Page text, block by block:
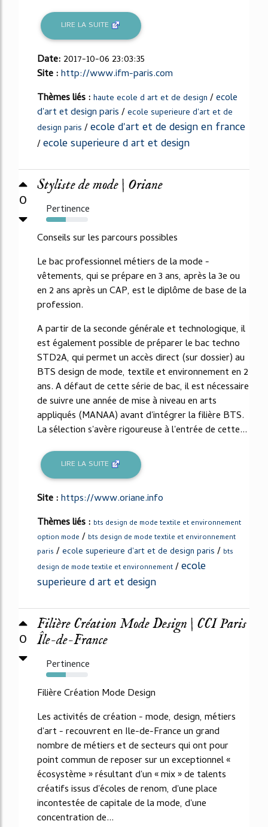
LIRE LA SUITE
Date: 2017-10-06 23:03:35
Site :http://www.ifm-paris.com
Thèmes liés : haute ecole d art et de design /ecole
d'art et design paris/ecole superieure d'art et de
design paris /ecole d'art et de design en france
/ecole superieure d art et design
0
Styliste de mode | Oriane
Pertinence
47%
Conseils sur les parcours possibles
Le bac professionnel métiers de la mode -
vêtements, qui se prépare en 3 ans, après la 3e ou
en 2 ans après un CAP, est le diplôme de base de la
profession.
A partir de la seconde générale et technologique, il
est également possible de préparer le bac techno
STD2A, qui permet un accès direct (sur dossier) au
BTS design de mode, textile et environnement en 2
ans. A défaut de cette série de bac, il est nécessaire
de suivre une année de mise à niveau en arts
appliqués (MANAA) avant d'intégrer la filière BTS.
La sélection s'avère rigoureuse à l'entrée de cette...
LIRE LA SUITE
Site :https://www.oriane.info
Thèmes liés : bts design de mode textile et environnement
option mode / bts design de mode textile et environnement
paris /ecole superieure d'art et de design paris / bts
design de mode textile et environnement /ecole
superieure d art et design
0
Filière Création Mode Design | CCI Paris
Île-de-France
Pertinence
47%
Filière Création Mode Design
Les activités de création - mode, design, métiers
d'art - recouvrent en Ile-de-France un grand
nombre de métiers et de secteurs qui ont pour
point commun de reposer sur un exceptionnel «
écosystème » résultant d'un « mix » de talents
créatifs issus d'écoles de renom, d'une place
incontestée de capitale de la mode, d'une
concentration de...